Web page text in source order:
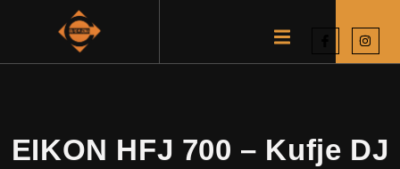
EIKON HFJ 700 – Kufje DJ